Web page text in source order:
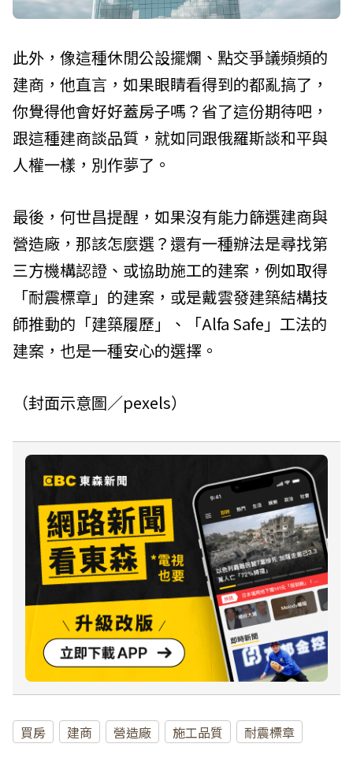
此外，像這種休閒公設擺爛、點交爭議頻頻的
建商，他直言，如果眼睛看得到的都亂搞了，
你覺得他會好好蓋房子嗎？省了這份期待吧，
跟這種建商談品質，就如同跟俄羅斯談和平與
人權一樣，別作夢了。
最後，何世昌提醒，如果沒有能力篩選建商與
營造廠，那該怎麼選？還有一種辦法是尋找第
三方機構認證、或協助施工的建案，例如取得
「耐震標章」的建案，或是戴雲發建築結構技
師推動的「建築履歷」、「Alfa Safe」工法的
建案，也是一種安心的選擇。
（封面示意圖／pexels）
買房 建商 營造廠 施工品質 耐震標章